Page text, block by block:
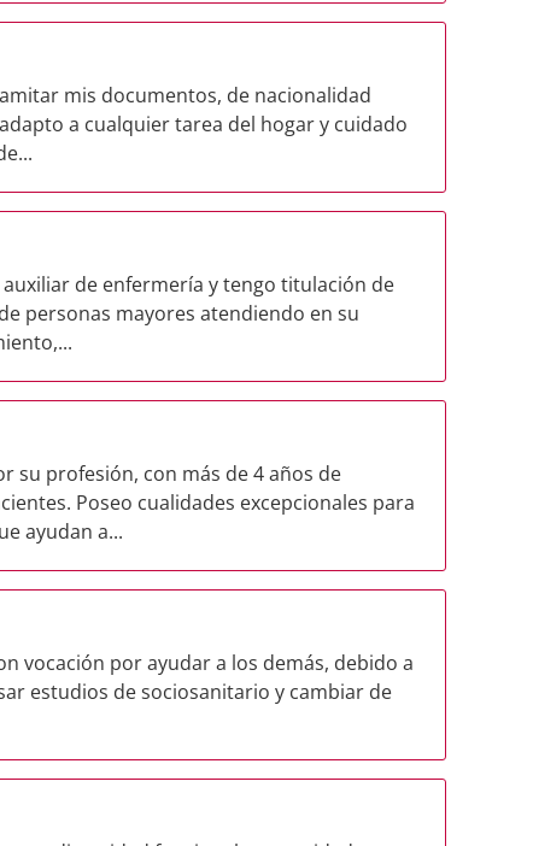
mis documentos, de nacionalidad
a cualquier tarea del hogar y cuidado
de enfermería y tengo titulación de
personas mayores atendiendo en su
su profesión, con más de 4 años de
Poseo cualidades excepcionales para
ayudan a...
vocación por ayudar a los demás, debido a
estudios de sociosanitario y cambiar de